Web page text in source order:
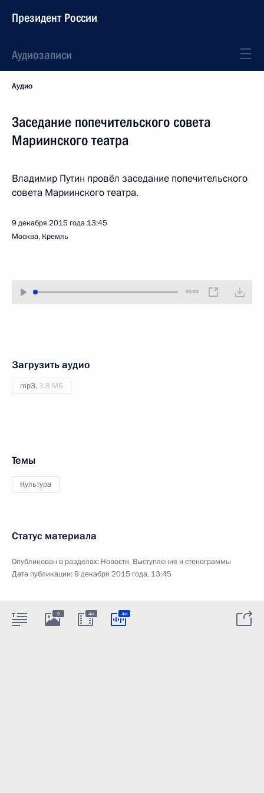
Президент России
Аудиозаписи
Аудио
Заседание попечительского совета
Мариинского театра
Владимир Путин провёл заседание попечительского
совета Мариинского театра.
9 декабря 2015 года 13:45
Москва, Кремль
00:00
Загрузить аудио
mp3, 3.8 МБ
Темы
Культура
Статус материала
Опубликован в разделах: Новости, Выступления и стенограммы
Дата публикации:9 декабря 2015 года, 13:45
9 4м 4м